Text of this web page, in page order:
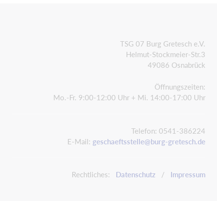
TSG 07 Burg Gretesch e.V.
Helmut-Stockmeier-Str.3
49086 Osnabrück
Öffnungszeiten:
Mo.-Fr. 9:00-12:00 Uhr + Mi. 14:00-17:00 Uhr
Telefon: 0541-386224
E-Mail: geschaeftsstelle@burg-gretesch.de
Rechtliches: Datenschutz / Impressum